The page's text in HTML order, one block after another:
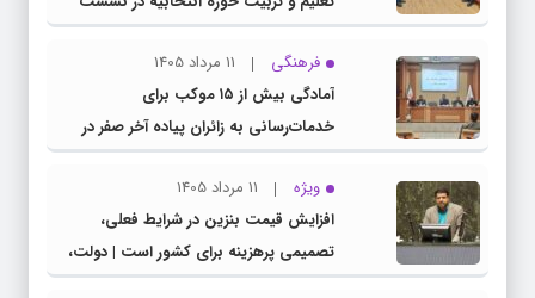
مشترک عضو کمیسیون آموزش مجلس با
مدیرکل آموزش و پرورش خراسان رضوی
فرهنگی
11 مرداد 1405
آمادگی بیش از ۱۵ موکب برای
خدمات‌رسانی به زائران پیاده آخر صفر در
شهرستان چناران
ویژه
11 مرداد 1405
افزایش قیمت بنزین در شرایط فعلی،
تصمیمی پرهزینه برای کشور است | دولت،
قاچاق سوخت و عوامل اصلی ناترازی را